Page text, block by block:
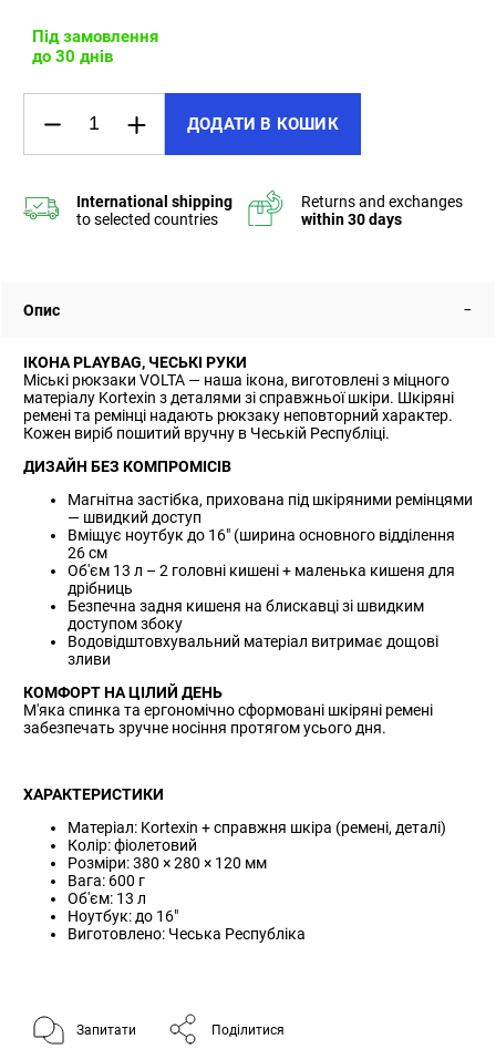
Під замовлення
до 30 днів
ДОДАТИ В КОШИК
Опис
ІКОНА PLAYBAG, ЧЕСЬКІ РУКИ
Міські рюкзаки VOLTA — наша ікона, виготовлені з міцного
матеріалу Kortexin з деталями зі справжньої шкіри. Шкіряні
ремені та ремінці надають рюкзаку неповторний характер.
Кожен виріб пошитий вручну в Чеській Республіці.
ДИЗАЙН БЕЗ КОМПРОМІСІВ
Магнітна застібка, прихована під шкіряними ремінцями
— швидкий доступ
Вміщує ноутбук до 16" (ширина основного відділення
26 см
Об'єм 13 л – 2 головні кишені + маленька кишеня для
дрібниць
Безпечна задня кишеня на блискавці зі швидким
доступом збоку
Водовідштовхувальний матеріал витримає дощові
зливи
КОМФОРТ НА ЦІЛИЙ ДЕНЬ
М'яка спинка та ергономічно сформовані шкіряні ремені
забезпечать зручне носіння протягом усього дня.
ХАРАКТЕРИСТИКИ
Матеріал: Kortexin + справжня шкіра (ремені, деталі)
Колір: фіолетовий
Розміри: 380 × 280 × 120 мм
Вага: 600 г
Об'єм: 13 л
Ноутбук: до 16"
Виготовлено: Чеська Республіка
Запитати Поділитися